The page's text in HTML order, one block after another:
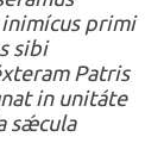
primi
sibi
Patris
in unitáte
sǽcula